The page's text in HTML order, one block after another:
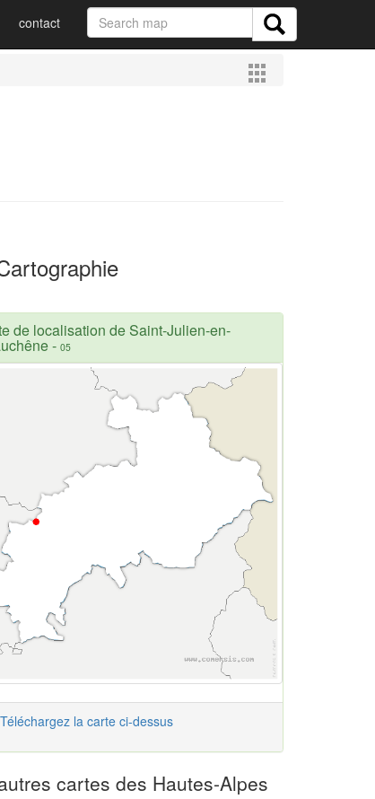
contact
de localisation de Saint-Julien-en-
- 05
Téléchargez la carte ci-dessus
cartes des Hautes-Alpes